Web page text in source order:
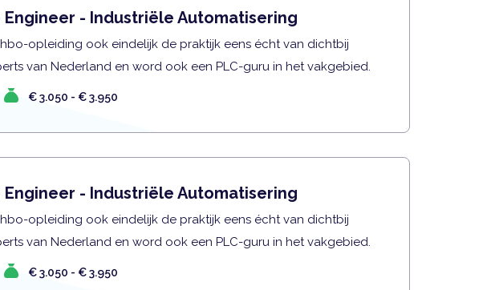
- Industriële Automatisering
opleiding ook eindelijk de praktijk eens écht van dichtbij
van Nederland en word ook een PLC-guru in het vakgebied.
€ 3.050 - € 3.950
- Industriële Automatisering
opleiding ook eindelijk de praktijk eens écht van dichtbij
van Nederland en word ook een PLC-guru in het vakgebied.
€ 3.050 - € 3.950